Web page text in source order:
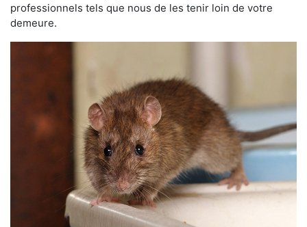
professionnels tels que nous de les tenir loin de votre
demeure.